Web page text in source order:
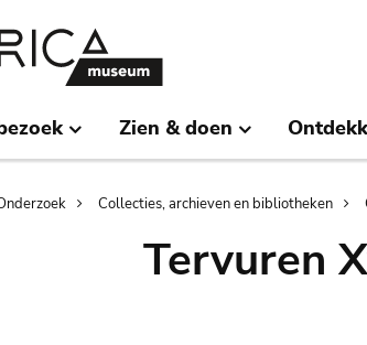
Zien & doen
Collecties, archieven en bibliotheken
Tervuren